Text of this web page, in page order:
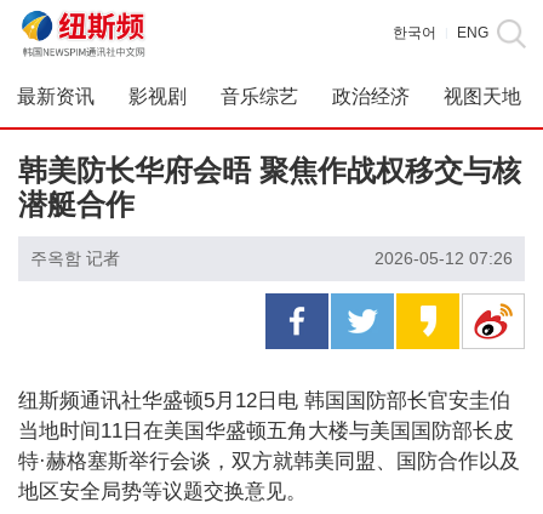
한국어 ENG
最新资讯 影视剧 音乐综艺 政治经济 视图天地
韩美防长华府会晤 聚焦作战权移交与核
潜艇合作
주옥함 记者 2026-05-12 07:26
纽斯频通讯社华盛顿5月12日电 韩国国防部长官安圭伯
当地时间11日在美国华盛顿五角大楼与美国国防部长皮
特·赫格塞斯举行会谈，双方就韩美同盟、国防合作以及
地区安全局势等议题交换意见。